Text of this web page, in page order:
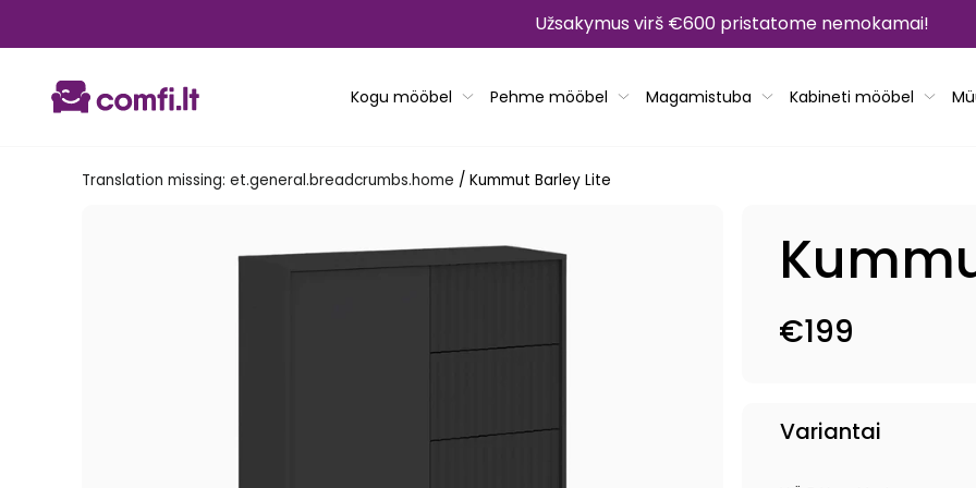
Užsakymus virš €600 pristatome nemokamai!
Kogu mööbel Pehme mööbel Magamistuba Kabineti mööbel
Translation missing: et.general.breadcrumbs.home / Kummut Barley Lite
€199
Variantai